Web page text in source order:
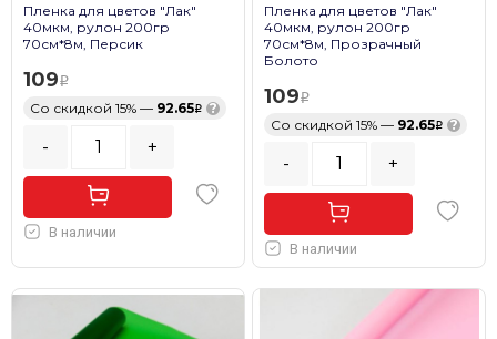
Пленка для цветов "Лак"
40мкм, рулон 200гр
70см*8м, Персик
109
Со скидкой 15% — 92.65 ?
- +
В наличии
Пленка для цветов "Лак"
40мкм, рулон 200гр
70см*8м, Прозрачный
Болото
109
Со скидкой 15% — 92.65 ?
- +
В наличии